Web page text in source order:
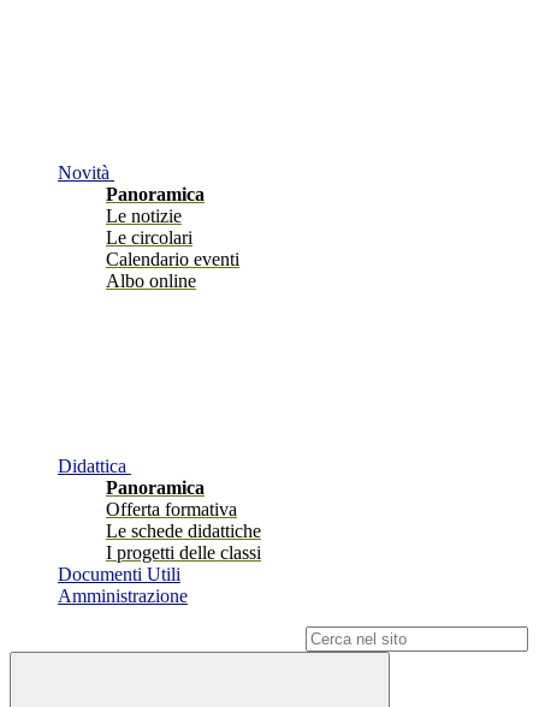
Novità
Panoramica
Le notizie
Le circolari
Calendario eventi
Albo online
Didattica
Panoramica
Offerta formativa
Le schede didattiche
I progetti delle classi
Documenti Utili
Amministrazione